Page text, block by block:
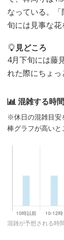
なっている。
旬には見事な花
見どころ
4月下旬には藤
れた際にちょっ
混雑する時
※休日の混雑目安
棒グラフが高いと
混雑が予想される時